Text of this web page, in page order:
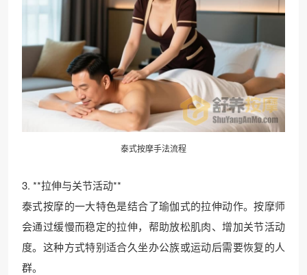
泰式按摩手法流程
3. **拉伸与关节活动**
泰式按摩的一大特色是结合了瑜伽式的拉伸动作。按摩师
会通过缓慢而稳定的拉伸，帮助放松肌肉、增加关节活动
度。这种方式特别适合久坐办公族或运动后需要恢复的人
群。